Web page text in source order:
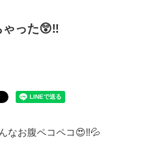
ゃった😲‼
なお腹ペコペコ😍‼💦